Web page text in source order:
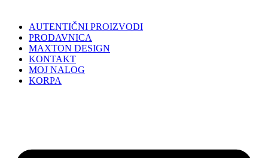
AUTENTIČNI PROIZVODI
PRODAVNICA
MAXTON DESIGN
KONTAKT
MOJ NALOG
KORPA